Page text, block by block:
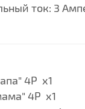
ток: 3
4P x1
4P x1